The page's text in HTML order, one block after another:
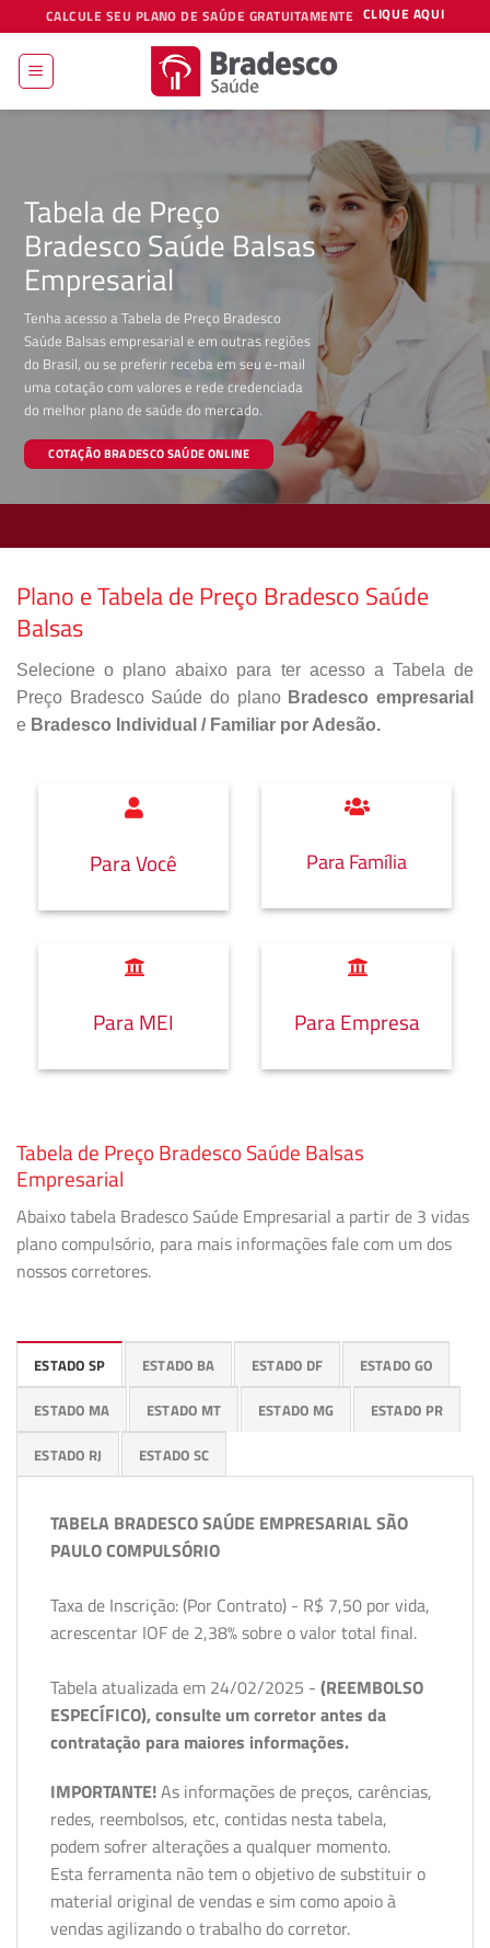
to
content
CALCULE SEU PLANO DE SAÚDE GRATUITAMENTE CLIQUE AQUI
Tabela de Preço
Bradesco Saúde Balsas
Empresarial
Tenha acesso a Tabela de Preço Bradesco
Saúde Balsas empresarial e em outras regiões
do Brasil, ou se preferir receba em seu e-mail
uma cotação com valores e rede credenciada
do melhor plano de saúde do mercado.
COTAÇÃO BRADESCO SAÚDE ONLINE
Plano e Tabela de Preço Bradesco Saúde
Balsas
Selecione o plano abaixo para ter acesso a Tabela de
Preço Bradesco Saúde do plano Bradesco empresarial
e Bradesco Individual / Familiar por Adesão.
Para Você Para Família
Para MEI Para Empresa
Tabela de Preço Bradesco Saúde Balsas
Empresarial
Abaixo tabela Bradesco Saúde Empresarial a partir de 3 vidas
plano compulsório, para mais informações fale com um dos
nossos corretores.
ESTADO SP ESTADO BA ESTADO DF ESTADO GO
ESTADO MA ESTADO MT ESTADO MG ESTADO PR
ESTADO RJ ESTADO SC
TABELA BRADESCO SAÚDE EMPRESARIAL SÃO
PAULO COMPULSÓRIO
Taxa de Inscrição: (Por Contrato) - R$ 7,50 por vida,
acrescentar IOF de 2,38% sobre o valor total final.
Tabela atualizada em 24/02/2025 - (REEMBOLSO
ESPECÍFICO), consulte um corretor antes da
contratação para maiores informações.
IMPORTANTE!As informações de preços, carências,
redes, reembolsos, etc, contidas nesta tabela,
podem sofrer alterações a qualquer momento.
Esta ferramenta não tem o objetivo de substituir o
material original de vendas e sim como apoio à
vendas agilizando o trabalho do corretor.